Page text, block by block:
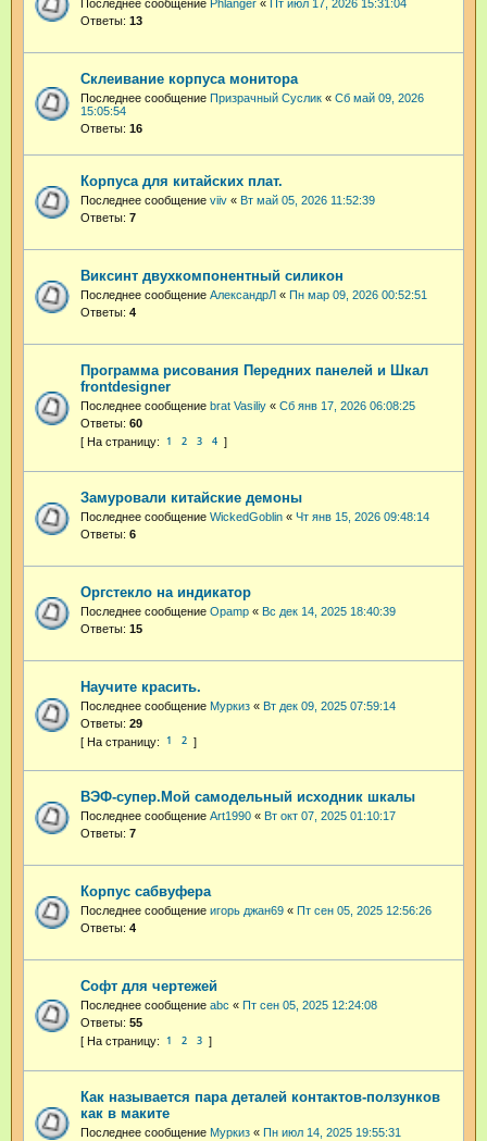
Последнее сообщение Phlanger « Пт июл 17, 2026 15:31:04
Ответы: 13
Склеивание корпуса монитора
Последнее сообщение Призрачный Суслик « Сб май 09, 2026
15:05:54
Ответы: 16
Корпуса для китайских плат.
Последнее сообщение viiv « Вт май 05, 2026 11:52:39
Ответы: 7
Виксинт двухкомпонентный силикон
Последнее сообщение АлександрЛ « Пн мар 09, 2026 00:52:51
Ответы: 4
Программа рисования Передних панелей и Шкал
frontdesigner
Последнее сообщение brat Vasiliy « Сб янв 17, 2026 06:08:25
Ответы: 60
1 2 3 4
Замуровали китайские демоны
Последнее сообщение WickedGoblin « Чт янв 15, 2026 09:48:14
Ответы: 6
Оргстекло на индикатор
Последнее сообщение Opamp « Вс дек 14, 2025 18:40:39
Ответы: 15
Научите красить.
Последнее сообщение Муркиз « Вт дек 09, 2025 07:59:14
Ответы: 29
1 2
ВЭФ-супер.Мой самодельный исходник шкалы
Последнее сообщение Art1990 « Вт окт 07, 2025 01:10:17
Ответы: 7
Корпус сабвуфера
Последнее сообщение игорь джан69 « Пт сен 05, 2025 12:56:26
Ответы: 4
Софт для чертежей
Последнее сообщение abc « Пт сен 05, 2025 12:24:08
Ответы: 55
1 2 3
Как называется пара деталей контактов-ползунков
как в маките
Последнее сообщение Муркиз « Пн июл 14, 2025 19:55:31